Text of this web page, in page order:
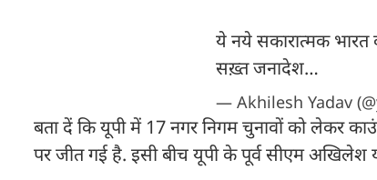
ये नये सकारात्मक भारत
सख़्त जनादेश…
— Akhilesh Yadav
बता दें कि यूपी में 17 नगर निगम चुनावों को लेकर
पर जीत गई है. इसी बीच यूपी के पूर्व सीएम अखिलेश